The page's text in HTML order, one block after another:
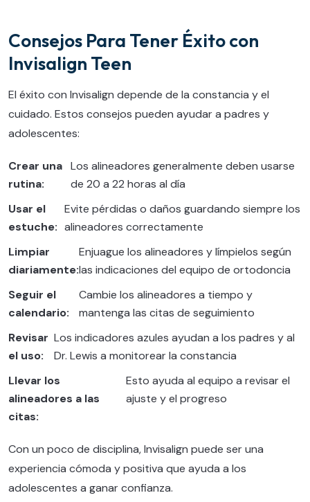
Consejos Para Tener Éxito con
Invisalign Teen
El éxito con Invisalign depende de la constancia y el
cuidado. Estos consejos pueden ayudar a padres y
adolescentes:
Crear una
rutina:
Los alineadores generalmente deben usarse
de 20 a 22 horas al día
Usar el
estuche:
Evite pérdidas o daños guardando siempre los
alineadores correctamente
Limpiar
diariamente:
Enjuague los alineadores y límpielos según
las indicaciones del equipo de ortodoncia
Seguir el
calendario:
Cambie los alineadores a tiempo y
mantenga las citas de seguimiento
Revisar
el uso:
Los indicadores azules ayudan a los padres y al
Dr. Lewis a monitorear la constancia
Llevar los
alineadores a las
citas:
Esto ayuda al equipo a revisar el
ajuste y el progreso
Con un poco de disciplina, Invisalign puede ser una
experiencia cómoda y positiva que ayuda a los
adolescentes a ganar confianza.